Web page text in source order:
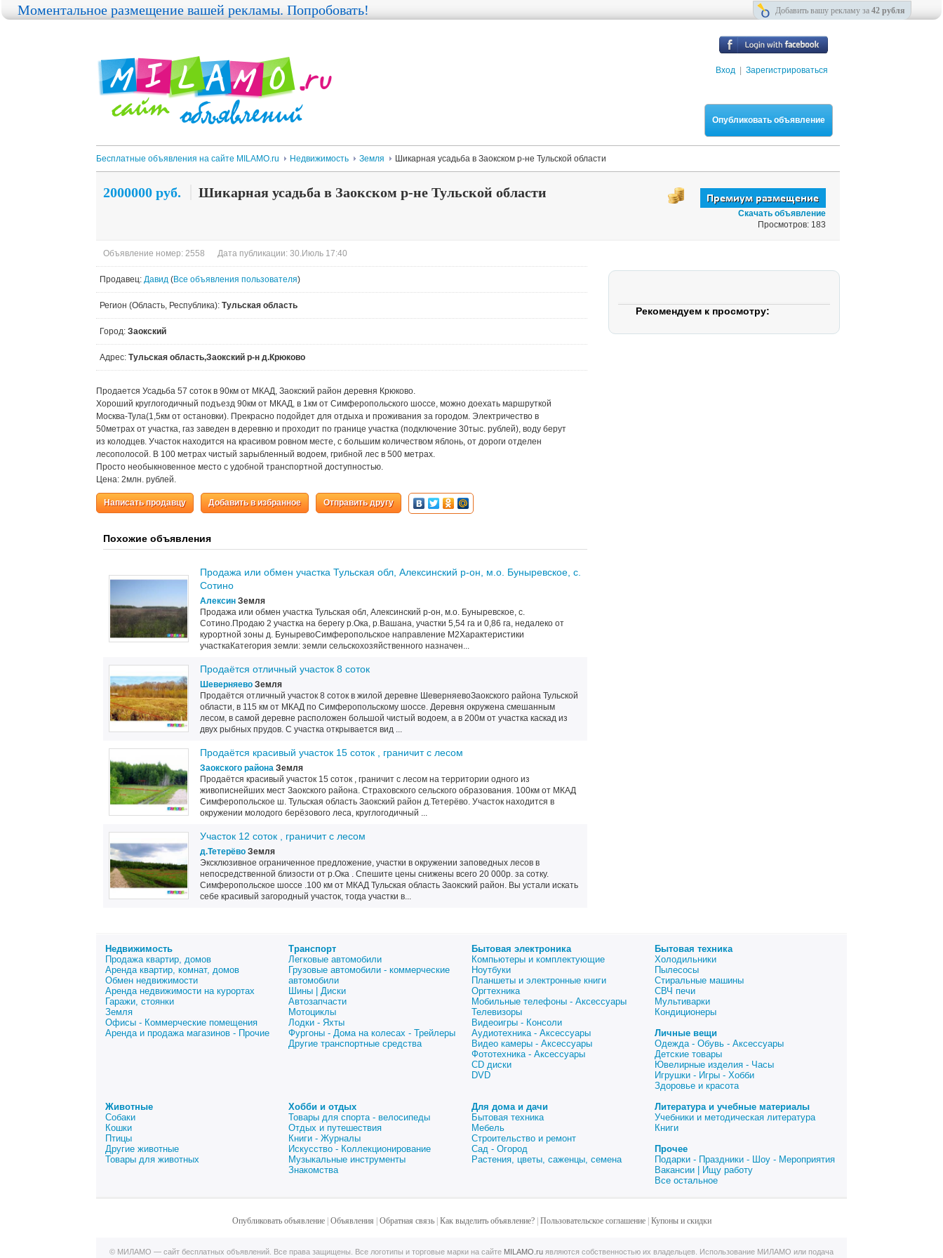
Вход Зарегистрироваться
Опубликовать объявление
Бесплатные объявления на сайте MILAMO.ru Недвижимость Земля Шикарная усадьба в Заокском р-не Тульской области
2000000 руб. Шикарная усадьба в Заокском р-не Тульской области
Скачать объявление
Просмотров: 183
Объявление номер: 2558 Дата публикации: 30.Июль 17:40
Продавец: Давид (Все объявления пользователя)
Регион (Область, Республика): Тульская область
Город: Заокский
Адрес: Тульская область,Заокский р-н д.Крюково
Продается Усадьба 57 соток в 90км от МКАД, Заокский район деревня Крюково.
Хороший круглогодичный подъезд 90км от МКАД, в 1км от Симферопольского шоссе, можно доехать маршруткой
Москва-Тула(1,5км от остановки). Прекрасно подойдет для отдыха и проживания за городом. Электричество в
50метрах от участка, газ заведен в деревню и проходит по границе участка (подключение 30тыс. рублей), воду берут
из колодцев. Участок находится на красивом ровном месте, с большим количеством яблонь, от дороги отделен
лесополосой. В 100 метрах чистый зарыбленный водоем, грибной лес в 500 метрах.
Просто необыкновенное место с удобной транспортной доступностью.
Цена: 2млн. рублей.
Написать продавцу Добавить в избранное Отправить другу
Похожие объявления
Продажа или обмен участка Тульская обл, Алексинский р-он, м.о. Буныревское, с.
Сотино
Алексин Земля
Продажа или обмен участка Тульская обл, Алексинский р-он, м.о. Буныревское, с.
Сотино.Продаю 2 участка на берегу р.Ока, р.Вашана, участки 5,54 га и 0,86 га, недалеко от
курортной зоны д. БуныревоСимферопольское направление М2Характеристики
участкаКатегория земли: земли сельскохозяйственного назначен...
Продаётся отличный участок 8 соток
Шеверняево Земля
Продаётся отличный участок 8 соток в жилой деревне ШеверняевоЗаокского района Тульской
области, в 115 км от МКАД по Симферопольскому шоссе. Деревня окружена смешанным
лесом, в самой деревне расположен большой чистый водоем, а в 200м от участка каскад из
двух рыбных прудов. С участка открывается вид ...
Продаётся красивый участок 15 соток , граничит с лесом
Заокского района Земля
Продаётся красивый участок 15 соток , граничит с лесом на территории одного из
живописнейших мест Заокского района. Страховского сельского образования. 100км от МКАД
Симферопольское ш. Тульская область Заокский район д.Тетерёво. Участок находится в
окружении молодого берёзового леса, круглогодичный ...
Участок 12 соток , граничит с лесом
д.Тетерёво Земля
Эксклюзивное ограниченное предложение, участки в окружении заповедных лесов в
непосредственной близости от р.Ока . Спешите цены снижены всего 20 000р. за сотку.
Симферопольское шоссе .100 км от МКАД Тульская область Заокский район. Вы устали искать
себе красивый загородный участок, тогда участки в...
Моментальное размещение вашей рекламы. Попробовать! Добавить вашу рекламу за 42 рубля
Рекомендуем к просмотру:
Недвижимость
Продажа квартир, домов
Аренда квартир, комнат, домов
Обмен недвижимости
Аренда недвижимости на курортах
Гаражи, стоянки
Земля
Офисы - Коммерческие помещения
Аренда и продажа магазинов - Прочие
Транспорт
Легковые автомобили
Грузовые автомобили - коммерческие
автомобили
Шины | Диски
Автозапчасти
Мотоциклы
Лодки - Яхты
Фургоны - Дома на колесах - Трейлеры
Другие транспортные средства
Бытовая электроника
Компьютеры и комплектующие
Ноутбуки
Планшеты и электронные книги
Оргтехника
Мобильные телефоны - Аксессуары
Телевизоры
Видеоигры - Консоли
Аудиотехника - Аксессуары
Видео камеры - Аксессуары
Фототехника - Аксессуары
CD диски
DVD
Бытовая техника
Холодильники
Пылесосы
Стиральные машины
СВЧ печи
Мультиварки
Кондиционеры
Личные вещи
Одежда - Обувь - Аксессуары
Детские товары
Ювелирные изделия - Часы
Игрушки - Игры - Хобби
Здоровье и красота
Животные
Собаки
Кошки
Птицы
Другие животные
Товары для животных
Хобби и отдых
Товары для спорта - велосипеды
Отдых и путешествия
Книги - Журналы
Искусство - Коллекционирование
Музыкальные инструменты
Знакомства
Для дома и дачи
Бытовая техника
Мебель
Строительство и ремонт
Сад - Огород
Растения, цветы, саженцы, семена
Литература и учебные материалы
Учебники и методическая литература
Книги
Прочее
Подарки - Праздники - Шоу - Мероприятия
Вакансии | Ищу работу
Все остальное
Опубликовать объявление| Объявления Обратная связь| Как выделить объявление?| Пользовательское соглашение| Купоны и скидки
© МИЛАМО — сайт бесплатных объявлений. Все права защищены. Все логотипы и торговые марки на сайте MILAMO.ru являются собственностью их владельцев. Использование МИЛАМО или подача